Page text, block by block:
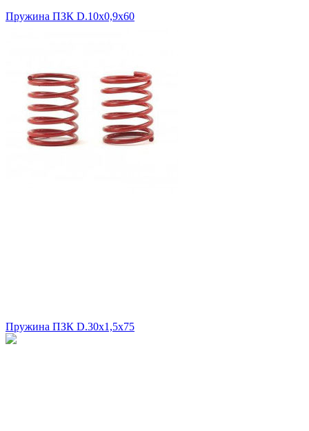
Пружина ПЗК D.10х0,9х60
Пружина ПЗК D.30х1,5х75